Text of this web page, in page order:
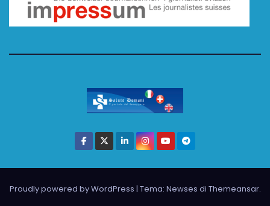
Proudly powered by WordPress | Tema: Newses di Themeansar.